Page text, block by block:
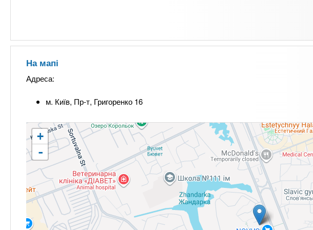
На мапі
Адреса:
м. Київ, Пр-т, Григоренко 16
+
-